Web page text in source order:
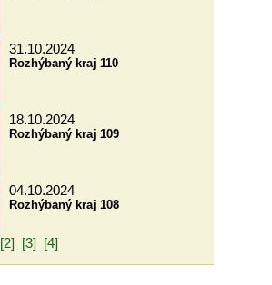
31.10.2024
Rozhýbaný kraj 110
18.10.2024
Rozhýbaný kraj 109
04.10.2024
Rozhýbaný kraj 108
[2] [3] [4]